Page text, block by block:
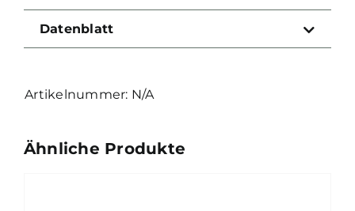
Datenblatt
N/A
Ähnliche Produkte